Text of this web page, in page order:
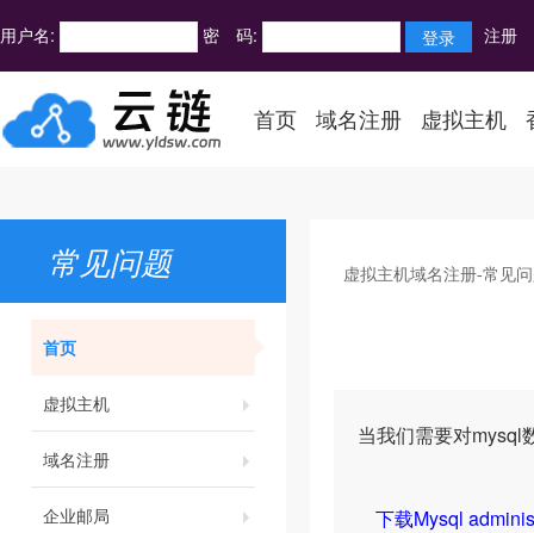
用户名: 密 码: 注册
首页 域名注册 虚拟主机
常见问题
首页
虚拟主机
域名注册
企业邮局
虚拟主机域名注册-常见
当我们需要对mysql
下载Mysql